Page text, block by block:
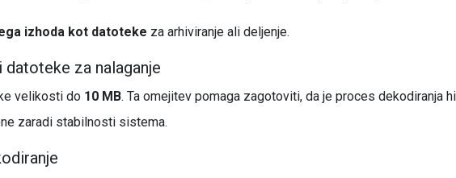
izhoda kot datoteke za arhiviranje ali deljenje.
za nalaganje
velikosti do 10 MB. Ta omejitev pomaga zagotoviti, da je proces dekodiranja
zaradi stabilnosti sistema.